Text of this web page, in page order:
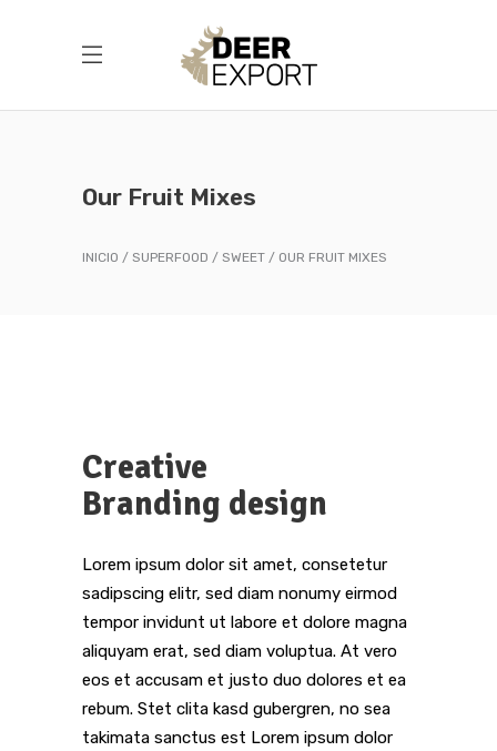
Our Fruit Mixes
INICIO SUPERFOOD SWEET OUR FRUIT MIXES
Creative
Branding design
Lorem ipsum dolor sit amet, consetetur
sadipscing elitr, sed diam nonumy eirmod
tempor invidunt ut labore et dolore magna
aliquyam erat, sed diam voluptua. At vero
eos et accusam et justo duo dolores et ea
rebum. Stet clita kasd gubergren, no sea
takimata sanctus est Lorem ipsum dolor